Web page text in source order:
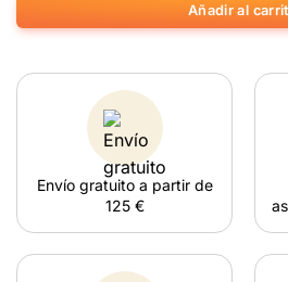
Añadir al
Envío gratuito a partir de
125 €